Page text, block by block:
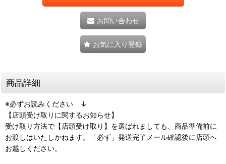
お問い合わせ
お気に入り登録
商品詳細
※必ずお読みください ↓
【店頭受け取りに関するお知らせ】
受け取り方法で【店頭受け取り】を選ばれましても、商品準備前に
お渡しはいたしかねます。「必ず」発送完了メール確認後に店頭へ
お越しください。